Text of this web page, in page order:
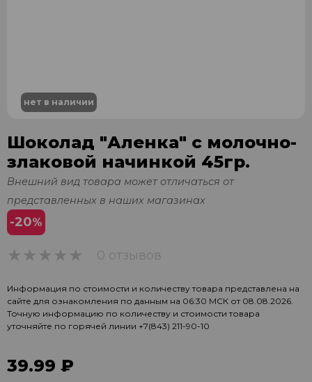
нет в наличии
Шоколад "Аленка" с молочно-
злаковой начинкой 45гр.
Внешний вид товара может отличаться от
представленных в наших магазинах
-20%
0 отзывов
Информация по стоимости и количеству товара представлена на
сайте для ознакомления по данным на 06:30 МСК от 08.08.2026.
Точную информацию по количеству и стоимости товара
уточняйте по горячей линии +7(843) 211-90-10
39.99 ₽